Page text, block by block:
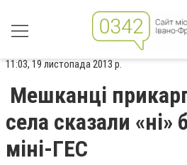
11:03, 19 листопада 2013 р.
Мешканці
села сказали «ні»
міні-ГЕС